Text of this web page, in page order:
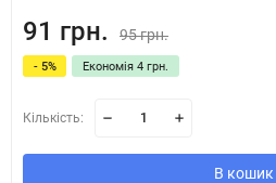
91 грн. 95 грн.
- 5% Економія 4 грн.
Кількість:
В кошик